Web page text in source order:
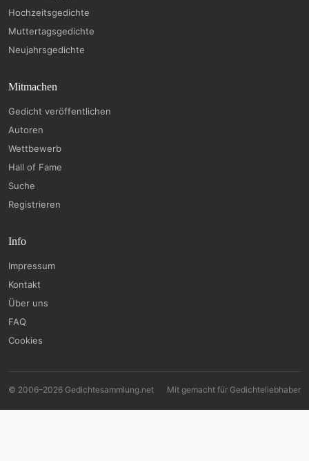
Hochzeitsgedichte
Muttertagsgedichte
Neujahrsgedichte
Mitmachen
Gedicht veröffentlichen
Autoren
Wettbewerb
Hall of Fame
Suche
Registrieren
Info
Impressum
Kontakt
Über uns
FAQ
Cookies
© 2006–2026 Gedichtesammlung.net Mit gemacht für Gedichteliebhaber